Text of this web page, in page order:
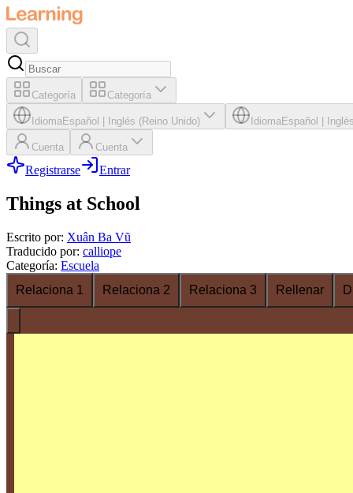
Categoría Categoría
IdiomaEspañol Inglés (Reino Unido) IdiomaEspañol
Cuenta Cuenta
Registrarse Entrar
Things at School
Escrito por: Xuân Ba Vũ
Traducido por: calliope
Categoría: Escuela
Relaciona 1
Relaciona 2 Relaciona 3 Rellenar